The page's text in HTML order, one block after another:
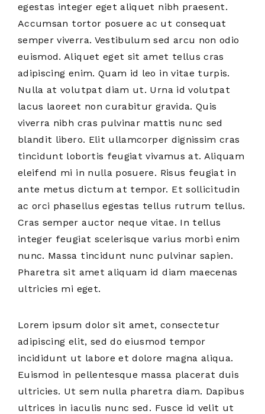
egestas integer eget aliquet nibh praesent.
Accumsan tortor posuere ac ut consequat
semper viverra. Vestibulum sed arcu non odio
euismod. Aliquet eget sit amet tellus cras
adipiscing enim. Quam id leo in vitae turpis.
Nulla at volutpat diam ut. Urna id volutpat
lacus laoreet non curabitur gravida. Quis
viverra nibh cras pulvinar mattis nunc sed
blandit libero. Elit ullamcorper dignissim cras
tincidunt lobortis feugiat vivamus at. Aliquam
eleifend mi in nulla posuere. Risus feugiat in
ante metus dictum at tempor. Et sollicitudin
ac orci phasellus egestas tellus rutrum tellus.
Cras semper auctor neque vitae. In tellus
integer feugiat scelerisque varius morbi enim
nunc. Massa tincidunt nunc pulvinar sapien.
Pharetra sit amet aliquam id diam maecenas
ultricies mi eget.
Lorem ipsum dolor sit amet, consectetur
adipiscing elit, sed do eiusmod tempor
incididunt ut labore et dolore magna aliqua.
Euismod in pellentesque massa placerat duis
ultricies. Ut sem nulla pharetra diam. Dapibus
ultrices in iaculis nunc sed. Fusce id velit ut